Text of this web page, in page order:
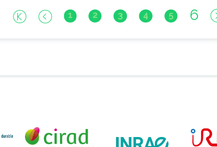
1 2 3 4 5 6